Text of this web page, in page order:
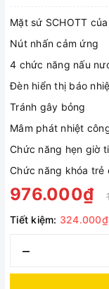
Mặt sứ SCHOTT
Nút nhấn cảm ứng
4 chức năng nấu
Đèn hiển thị báo
Tránh gây bỏng
Mâm phát nhiệt
Chức năng hẹn giờ
Chức năng khóa trẻ
976.000₫
Tiết kiệm: 324.000₫
–